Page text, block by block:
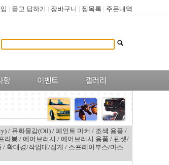
| 묻고 답하기 | 장바구니 | 찜목록 | 주문내역
/ 유화물감(Oil) / 페인트 마커 / 조색 용품 /
라봉 / 에어브러시 / 에어브러시 용품 / 핀셋/
/ 확대경/작업대/집게 / 스프레이부스/마스